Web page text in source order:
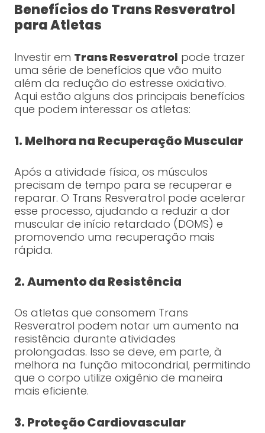
Benefícios do Trans Resveratrol
para Atletas
Investir em Trans Resveratrol pode trazer
uma série de benefícios que vão muito
além da redução do estresse oxidativo.
Aqui estão alguns dos principais benefícios
que podem interessar os atletas:
1. Melhora na Recuperação Muscular
Após a atividade física, os músculos
precisam de tempo para se recuperar e
reparar. O Trans Resveratrol pode acelerar
esse processo, ajudando a reduzir a dor
muscular de início retardado (DOMS) e
promovendo uma recuperação mais
rápida.
2. Aumento da Resistência
Os atletas que consomem Trans
Resveratrol podem notar um aumento na
resistência durante atividades
prolongadas. Isso se deve, em parte, à
melhora na função mitocondrial, permitindo
que o corpo utilize oxigênio de maneira
mais eficiente.
3. Proteção Cardiovascular